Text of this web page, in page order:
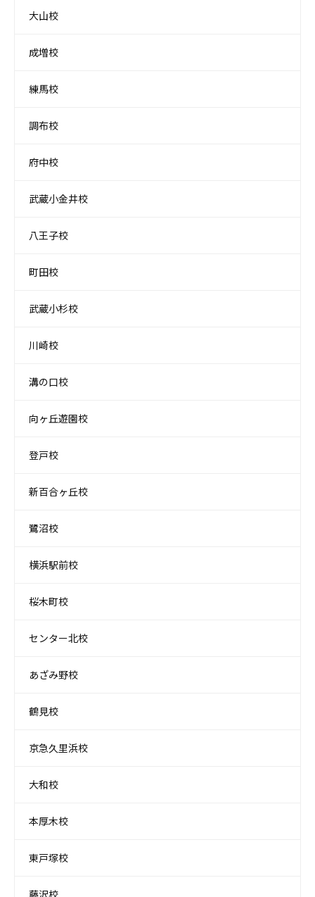
大山校
成増校
練馬校
調布校
府中校
武蔵小金井校
八王子校
町田校
武蔵小杉校
川崎校
溝の口校
向ヶ丘遊園校
登戸校
新百合ヶ丘校
鷺沼校
横浜駅前校
桜木町校
センター北校
あざみ野校
鶴見校
京急久里浜校
大和校
本厚木校
東戸塚校